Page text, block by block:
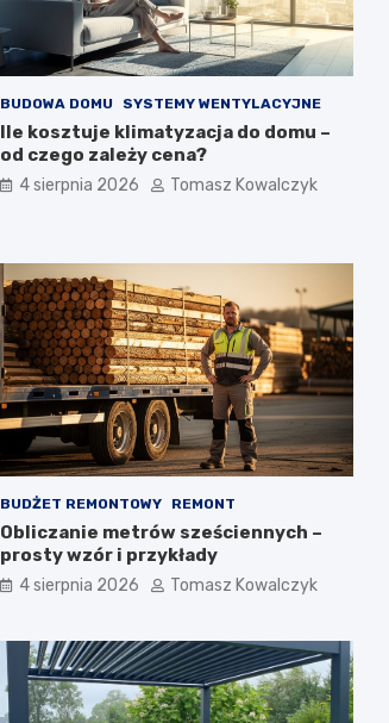
BUDOWA DOMU SYSTEMY WENTYLACYJNE
Ile kosztuje klimatyzacja do domu –
od czego zależy cena?
4 sierpnia 2026 Tomasz Kowalczyk
BUDŻET REMONTOWY REMONT
Obliczanie metrów sześciennych –
prosty wzór i przykłady
4 sierpnia 2026 Tomasz Kowalczyk